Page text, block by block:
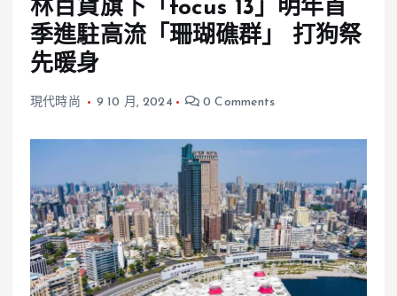
林百貨旗下「focus 13」明年首
季進駐高流「珊瑚礁群」 打狗祭
先暖身
現代時尚 9 10 月, 2024 0 Comments